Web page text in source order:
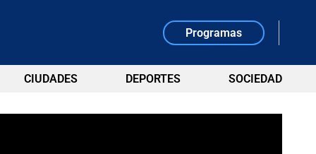
Programas
CIUDADES DEPORTES SOCIEDAD